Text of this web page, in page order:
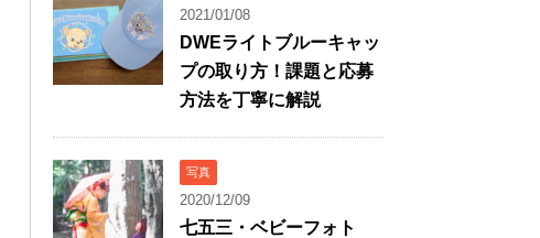
2021/01/08
DWEライトブルーキャッ
プの取り方！課題と応募
方法を丁寧に解説
写真
2020/12/09
七五三・ベビーフォト